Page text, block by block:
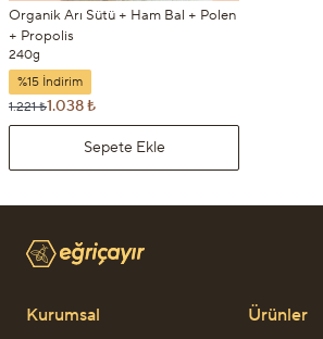
Organik Arı Sütü + Ham Bal + Polen
+ Propolis
240g
%15 İndirim
1.221 ₺1.038 ₺
Sepete Ekle
Kurumsal Ürünler